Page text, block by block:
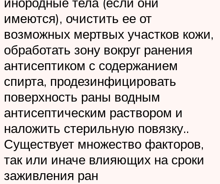
имеются), очистить ее от
возможных мертвых участков кожи,
обработать зону вокруг ранения
антисептиком с содержанием
спирта, продезинфицировать
поверхность раны водным
антисептическим раствором и
наложить стерильную повязку..
Существует множество факторов,
так или иначе влияющих на сроки
заживления ран